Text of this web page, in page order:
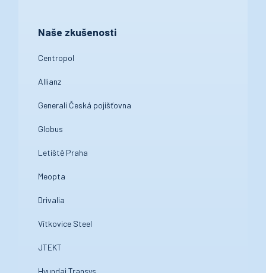
Naše zkušenosti
Centropol
Allianz
Generali Česká pojišťovna
Globus
Letiště Praha
Meopta
Drivalia
Vítkovice Steel
JTEKT
Hyundai Transys